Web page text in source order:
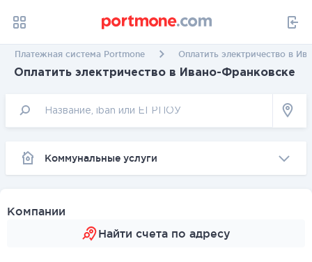
Платежная система Portmone Оплатить электричество в
Оплатить электричество в Ивано-Франковске
Коммунальные услуги
Компании
Найти счета по адресу